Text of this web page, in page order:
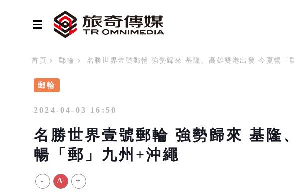
首頁 郵輪 名勝世界壹號郵輪 強勢歸來 基隆、高雄雙港出發 今夏暢「
郵輪
2024-04-03 16:50
名勝世界壹號郵輪 強勢歸來 基隆
暢「郵」九州+沖繩
- A +